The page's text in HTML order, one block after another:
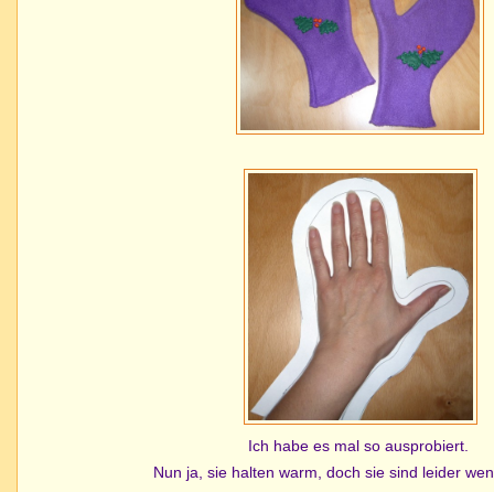
Ich habe es mal so ausprobiert.
Nun ja, sie halten warm, doch sie sind leider